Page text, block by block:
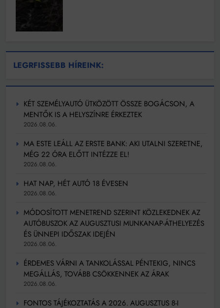
LEGRFISSEBB HÍREINK:
KÉT SZEMÉLYAUTÓ ÜTKÖZÖTT ÖSSZE BOGÁCSON, A
MENTŐK IS A HELYSZÍNRE ÉRKEZTEK
2026.08.06.
MA ESTE LEÁLL AZ ERSTE BANK: AKI UTALNI SZERETNE,
MÉG 22 ÓRA ELŐTT INTÉZZE EL!
2026.08.06.
HAT NAP, HÉT AUTÓ 18 ÉVESEN
2026.08.06.
MÓDOSÍTOTT MENETREND SZERINT KÖZLEKEDNEK AZ
AUTÓBUSZOK AZ AUGUSZTUSI MUNKANAP-ÁTHELYEZÉS
ÉS ÜNNEPI IDŐSZAK IDEJÉN
2026.08.06.
ÉRDEMES VÁRNI A TANKOLÁSSAL PÉNTEKIG, NINCS
MEGÁLLÁS, TOVÁBB CSÖKKENNEK AZ ÁRAK
2026.08.06.
FONTOS TÁJÉKOZTATÁS A 2026. AUGUSZTUS 8-I